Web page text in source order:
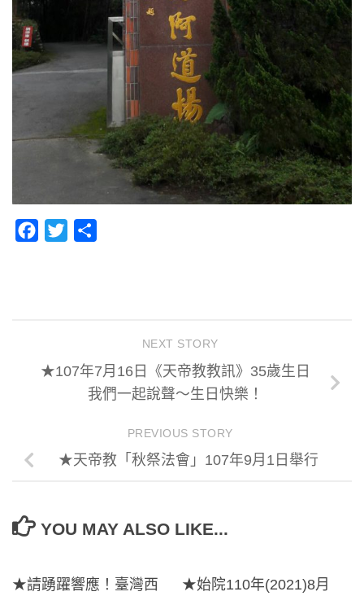
Facebook
Twitter
NEXT STORY
★107年7月16日《天帝教教訊》35歲生日
我們一起說聲～生日快樂！
PREVIOUS STORY
★天帝教「秋祭法會」107年9月1日舉行
YOU MAY ALSO LIKE...
★請踴躍響應！臺灣西
★始院110年(2021)8月